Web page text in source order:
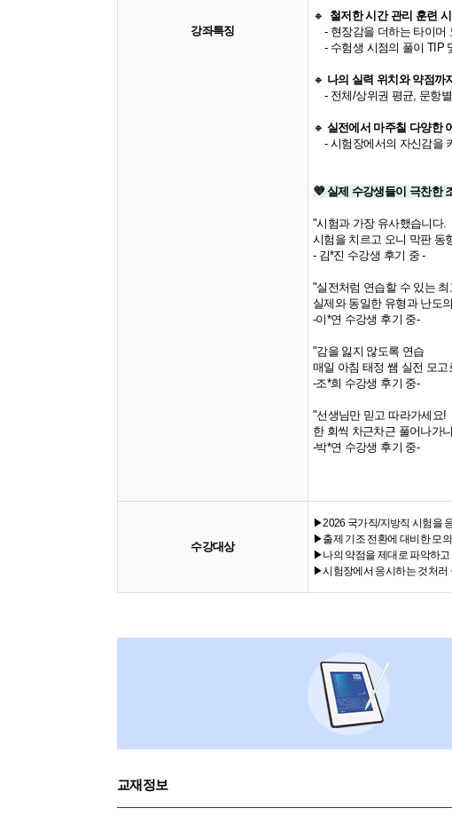
강좌특징
🔸
철저한 시간 관리 훈련
- 현장감을 더하는 타이머
- 수험생 시점의 풀이 TIP
🔸 나의 실력 위치와 약점까
- 전체/상위권 평균, 문항
🔸
실전에서 마주칠 다양한
- 시험장에서의 자신감을
​💜 실제 수강생들이 극찬한
"시험과 가장 유사했습니다.
시험을 치르고 오니 막판 동
- 김*진 수강생 후기 중 -
"실전처럼 연습할 수 있는 최
실제와 동일한 유형과 난도
-이*연 수강생 후기 중-
"감을 잃지 않도록 연습
매일 아침 태정 쌤 실전 모
-조*희 수강생 후기 중-
"선생님만 믿고 따라가세요!
한 회씩 차근차근 풀어나가
-박*연 수강생 후기 중-
수강대상
▶2026 국가직/지방직 시험을
▶출제 기조 전환에 대비한 모
▶나의 약점을 제대로 파악하
▶시험장에서 응시하는 것처러
교재정보